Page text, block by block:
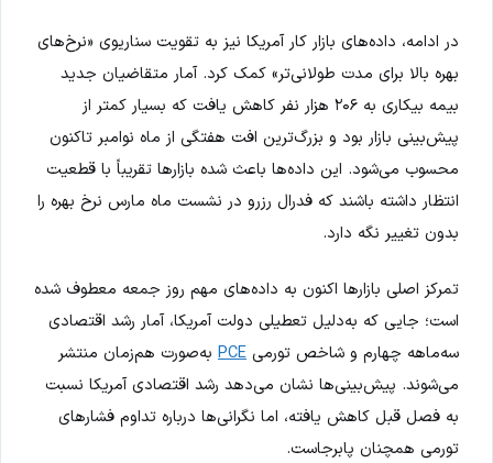
در ادامه، داده‌های بازار کار آمریکا نیز به تقویت سناریوی «نرخ‌های
بهره بالا برای مدت طولانی‌تر» کمک کرد. آمار متقاضیان جدید
بیمه بیکاری به ۲۰۶ هزار نفر کاهش یافت که بسیار کمتر از
پیش‌بینی بازار بود و بزرگ‌ترین افت هفتگی از ماه نوامبر تاکنون
محسوب می‌شود. این داده‌ها باعث شده بازارها تقریباً با قطعیت
انتظار داشته باشند که فدرال رزرو در نشست ماه مارس نرخ بهره را
بدون تغییر نگه دارد.
تمرکز اصلی بازارها اکنون به داده‌های مهم روز جمعه معطوف شده
است؛ جایی که به‌دلیل تعطیلی دولت آمریکا، آمار رشد اقتصادی
سه‌ماهه چهارم و شاخص تورمی PCE به‌صورت هم‌زمان منتشر
می‌شوند. پیش‌بینی‌ها نشان می‌دهد رشد اقتصادی آمریکا نسبت
به فصل قبل کاهش یافته، اما نگرانی‌ها درباره تداوم فشارهای
تورمی همچنان پابرجاست.